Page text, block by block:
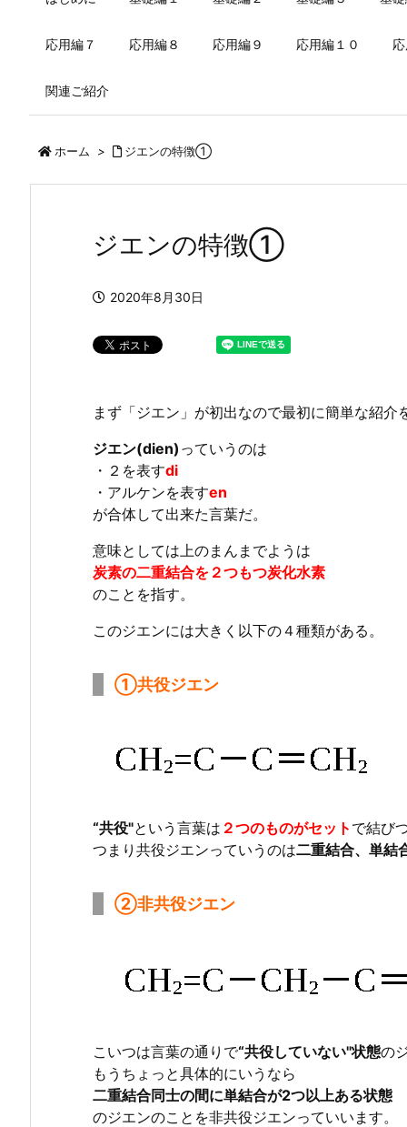
応用編７ 応用編８ 応用編９ 応用編１０
関連ご紹介
ホーム > ジエンの特徴①
ジエンの特徴①
2020年8月30日
まず「ジエン」が初出なので最初に簡単な紹介
ジエン(dien) っていうのは
・２を表すdi
・アルケンを表すen
が合体して出来た言葉だ。
意味としては上のまんまでようは
炭素の二重結合を２つもつ炭化水素
のことを指す。
このジエンには大きく以下の４種類がある。
①共役ジエン
“共役"という言葉は ２つのものがセット で結び
つまり共役ジエンっていうのは二重結合、単結
②非共役ジエン
こいつは言葉の通りで“共役していない"状態の
もうちょっと具体的にいうなら
二重結合同士の間に単結合が2つ以上ある状態
のジエンのことを非共役ジエンっていいます。